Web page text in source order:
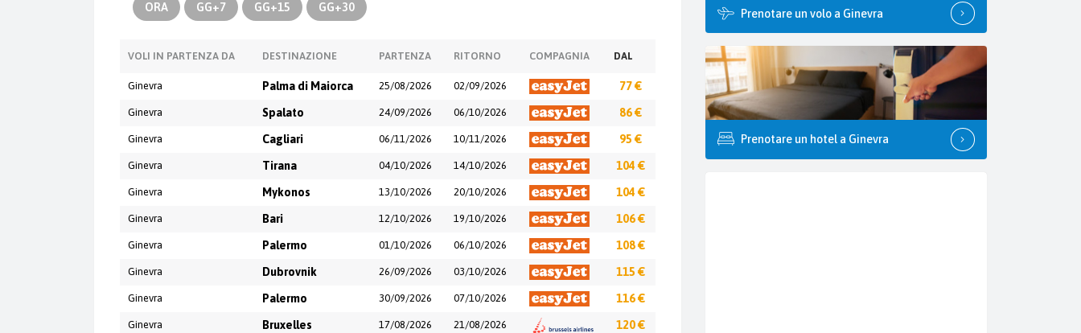
ORA GG+7 GG+15 GG+30
VOLI IN PARTENZA DA DESTINAZIONE PARTENZA RITORNO COMPAGNIA DAL
Ginevra Palma di Maiorca 25/08/2026 02/09/2026 77 €
Ginevra Spalato 24/09/2026 06/10/2026 86 €
Ginevra Cagliari 06/11/2026 10/11/2026 95 €
Ginevra Tirana 04/10/2026 14/10/2026 104 €
Ginevra Mykonos 13/10/2026 20/10/2026 104 €
Ginevra Bari 12/10/2026 19/10/2026 106 €
Ginevra Palermo 01/10/2026 06/10/2026 108 €
Ginevra Dubrovnik 26/09/2026 03/10/2026 115 €
Ginevra Palermo 30/09/2026 07/10/2026 116 €
Ginevra Bruxelles 17/08/2026 21/08/2026 120 €
Prenotare un volo a Ginevra
Prenotare un hotel a Ginevra